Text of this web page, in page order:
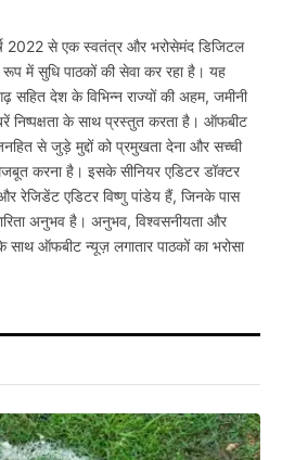
2022 से एक स्वतंत्र और भरोसेमंद डिजिटल
रूप में सुधि पाठकों की सेवा कर रहा है। यह
सहित देश के विभिन्न राज्यों की अहम, जमीनी
के साथ प्रस्तुत करता है। ऑफबीट
से जुड़े मुद्दों को प्रमुखता देना और सच्ची
करना है। इसके सीनियर एडिटर डॉक्टर
रेजिडेंट एडिटर विष्णु पांडेय हैं, जिनके पास
अनुभव है। अनुभव, विश्वसनीयता और
साथ ऑफबीट न्यूज़ लगातार पाठकों का भरोसा